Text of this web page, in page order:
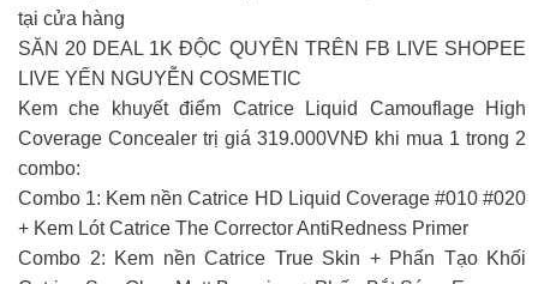
tại cửa hàng
SĂN 20 DEAL 1K ĐỘC QUYỀN TRÊN FB LIVE SHOPEE
LIVE YẾN NGUYỄN COSMETIC
Kem che khuyết điểm Catrice Liquid Camouflage High
Coverage Concealer trị giá 319.000VNĐ khi mua 1 trong 2
combo:
Combo 1: Kem nền Catrice HD Liquid Coverage #010 #020
+ Kem Lót Catrice The Corrector AntiRedness Primer
Combo 2: Kem nền Catrice True Skin + Phấn Tạo Khối